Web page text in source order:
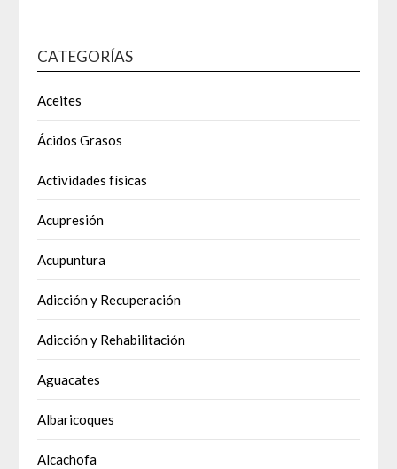
CATEGORÍAS
Aceites
Ácidos Grasos
Actividades físicas
Acupresión
Acupuntura
Adicción y Recuperación
Adicción y Rehabilitación
Aguacates
Albaricoques
Alcachofa